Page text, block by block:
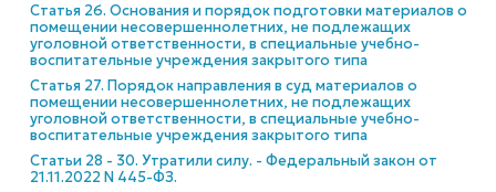
Статья 26. Основания и порядок подготовки материалов о
помещении несовершеннолетних, не подлежащих
уголовной ответственности, в специальные учебно-
воспитательные учреждения закрытого типа
Статья 27. Порядок направления в суд материалов о
помещении несовершеннолетних, не подлежащих
уголовной ответственности, в специальные учебно-
воспитательные учреждения закрытого типа
Статьи 28 - 30. Утратили силу. - Федеральный закон от
21.11.2022 N 445-ФЗ.